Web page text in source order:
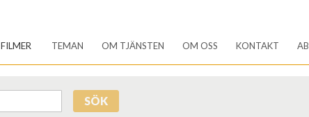
FILMER TEMAN OM TJÄNSTEN OM OSS KONTAKT
SÖK